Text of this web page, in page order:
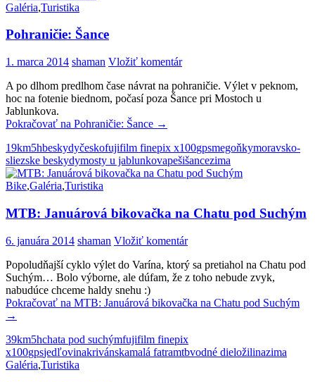
Galéria,Turistika
Pohraničie: Šance
1. marca 2014 shaman Vložiť komentár
A po dlhom predlhom čase návrat na pohraničie. Výlet v peknom,
hoc na fotenie biednom, počasí poza Šance pri Mostoch u
Jablunkova.
Pokračovať na Pohraničie: Šance →
19km5hbeskydyčeskofujifilm finepix x100gpsmegoňkymoravsko-
sliezske beskydymosty u jablunkovapešišancezima
Bike,Galéria,Turistika
MTB: Januárová bikovačka na Chatu pod Suchým
6. januára 2014 shaman Vložiť komentár
Popoludňajší cyklo výlet do Varína, ktorý sa pretiahol na Chatu pod
Suchým… Bolo výborne, ale dúfam, že z toho nebude zvyk,
nabudúce chceme haldy snehu :)
Pokračovať na MTB: Januárová bikovačka na Chatu pod Suchým
→
39km5hchata pod suchýmfujifilm finepix
x100gpsjedľovinakrivánskamalá fatramtbvodné dieložilinazima
Galéria,Turistika